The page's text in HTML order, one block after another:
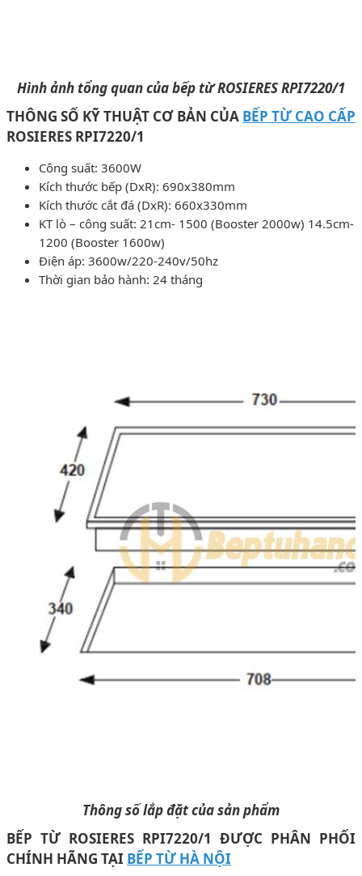
Hình ảnh tổng quan của bếp từ ROSIERES RPI7220/1
THÔNG SỐ KỸ THUẬT CƠ BẢN CỦA BẾP TỪ CAO CẤP
ROSIERES RPI7220/1
Công suất: 3600W
Kích thước bếp (DxR): 690x380mm
Kích thước cắt đá (DxR): 660x330mm
KT lò – công suất: 21cm- 1500 (Booster 2000w) 14.5cm-
1200 (Booster 1600w)
Điện áp: 3600w/220-240v/50hz
Thời gian bảo hành: 24 tháng
Thông số lắp đặt của sản phẩm
BẾP TỪ ROSIERES RPI7220/1 ĐƯỢC PHÂN PHỐI
CHÍNH HÃNG TẠI BẾP TỪ HÀ NỘI